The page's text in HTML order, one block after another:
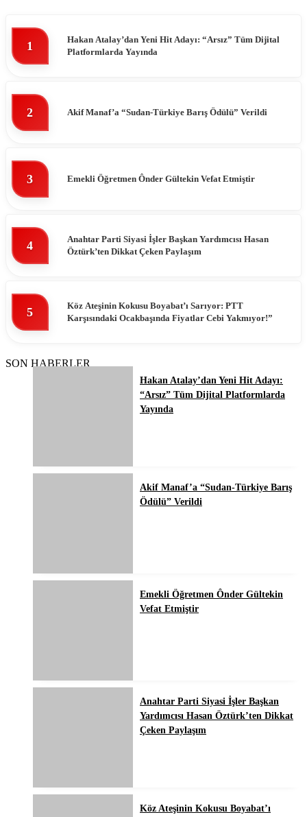
1
Hakan Atalay’dan Yeni Hit Adayı: “Arsız” Tüm Dijital
Platformlarda Yayında
2 Akif Manaf’a “Sudan-Türkiye Barış Ödülü” Verildi
3 Emekli Öğretmen Ônder Gültekin Vefat Etmiştir
4
Anahtar Parti Siyasi İşler Başkan Yardımcısı Hasan
Öztürk’ten Dikkat Çeken Paylaşım
5
Köz Ateşinin Kokusu Boyabat’ı Sarıyor: PTT
Karşısındaki Ocakbaşında Fiyatlar Cebi Yakmıyor!”
SON HABERLER
Hakan Atalay’dan Yeni Hit Adayı:
“Arsız” Tüm Dijital Platformlarda
Yayında
Akif Manaf’a “Sudan-Türkiye Barış
Ödülü” Verildi
Emekli Öğretmen Ônder Gültekin
Vefat Etmiştir
Anahtar Parti Siyasi İşler Başkan
Yardımcısı Hasan Öztürk’ten Dikkat
Çeken Paylaşım
Köz Ateşinin Kokusu Boyabat’ı